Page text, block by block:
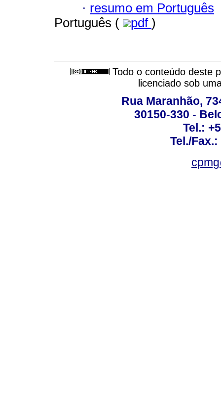
· resumo em Português
Português (
pdf )
Todo o conteúdo deste
licenciado sob
Rua Maranhão,
30150-330 -
Tel.:
Tel./Fax.: